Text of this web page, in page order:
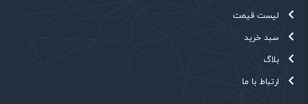
لیست قیمت
سبد خرید
بلاگ
ارتباط با ما